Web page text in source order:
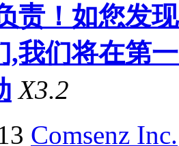
责！如您发
,我们将在第
X3.2
Comsenz Inc.